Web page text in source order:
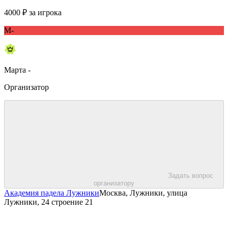
4000 ₽ за игрока
М-
Марта -
Организатор
Задать вопрос
организатору
Академия падела ЛужникиМосква, Лужники, улица
Лужники, 24 строение 21